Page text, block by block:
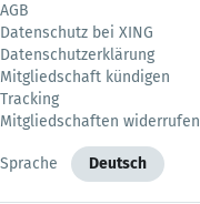
AGB
Datenschutz bei XING
Datenschutzerklärung
Mitgliedschaft kündigen
Tracking
Mitgliedschaften widerrufen
Sprache Deutsch